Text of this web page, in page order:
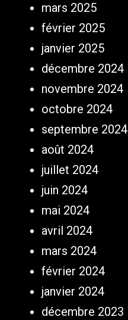
mars 2025
février 2025
janvier 2025
décembre 2024
novembre 2024
octobre 2024
septembre 2024
août 2024
juillet 2024
juin 2024
mai 2024
avril 2024
mars 2024
février 2024
janvier 2024
décembre 2023